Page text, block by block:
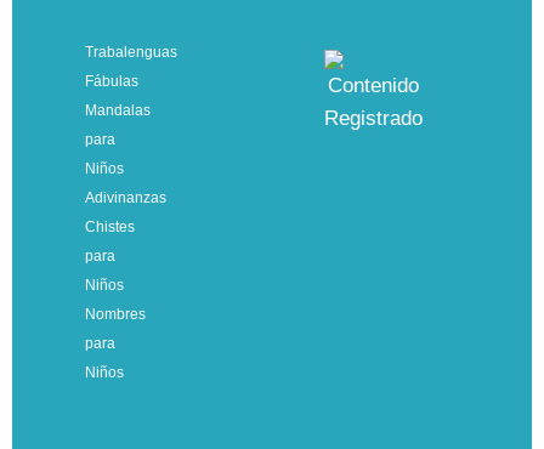
Trabalenguas
Fábulas
Mandalas
para
Niños
Adivinanzas
Chistes
para
Niños
Nombres
para
Niños